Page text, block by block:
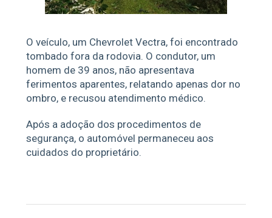
O veículo, um Chevrolet Vectra, foi encontrado
tombado fora da rodovia. O condutor, um
homem de 39 anos, não apresentava
ferimentos aparentes, relatando apenas dor no
ombro, e recusou atendimento médico.
Após a adoção dos procedimentos de
segurança, o automóvel permaneceu aos
cuidados do proprietário.